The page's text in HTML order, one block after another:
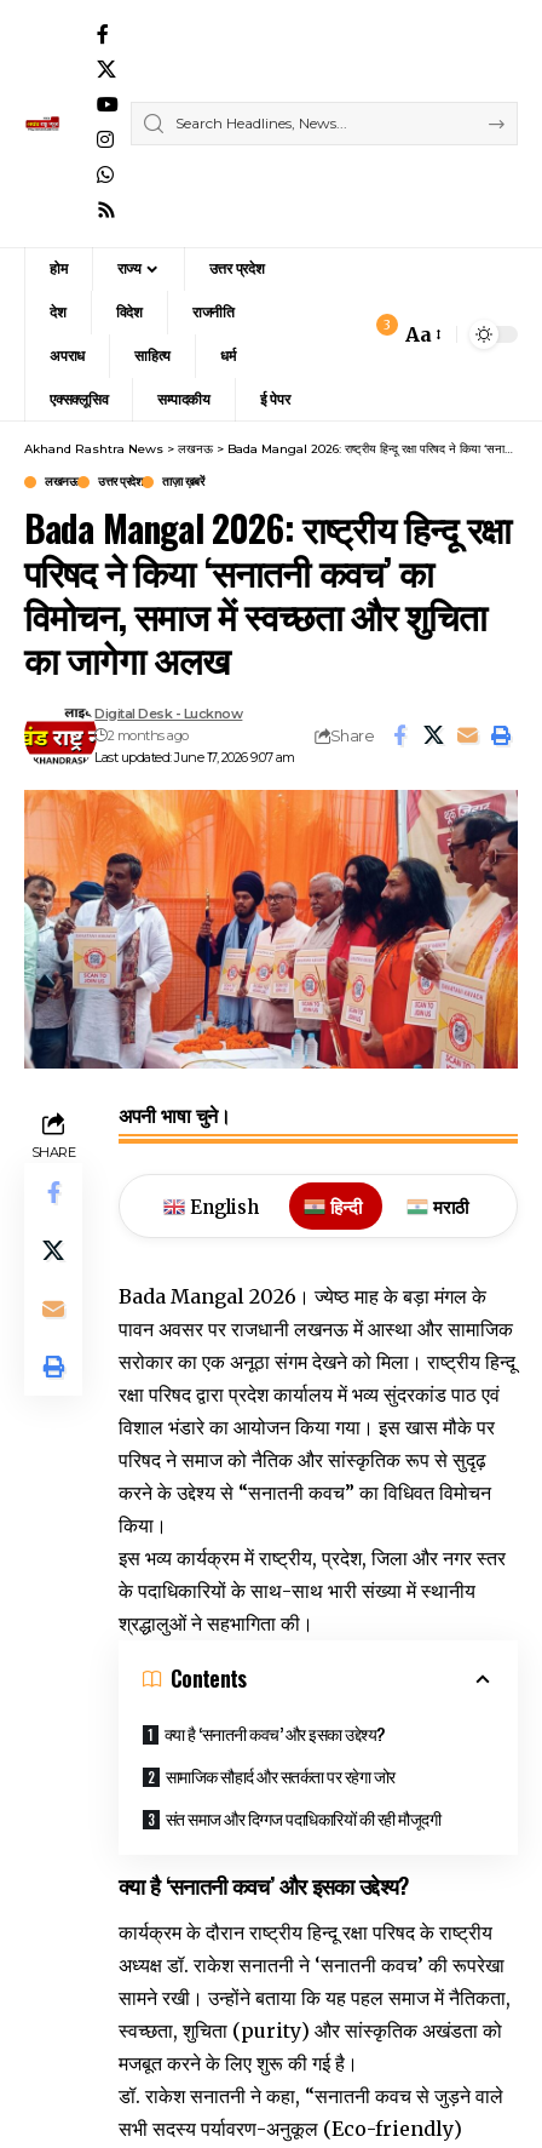
होम राज्य उत्तर प्रदेश
देश विदेश राजनीति
अपराध साहित्य धर्म
एक्सक्लूसिव सम्पादकीय ई पेपर
3
Font
Aa
Akhand Rashtra News > लखनऊ > Bada Mangal 2026: राष्ट्रीय हिन्दू रक्षा परिषद ने किया ‘सनातनी कवच’ का विमोचन, समाज में स्वच्छता और शुचिता का जागेगा अलख
लखनऊ उत्तर प्रदेश ताज़ा ख़बरें
Bada Mangal 2026: राष्ट्रीय हिन्दू रक्षा
परिषद ने किया ‘सनातनी कवच’ का
विमोचन, समाज में स्वच्छता और शुचिता
का जागेगा अलख
Last updated: June 17, 2026 9:07 am
Digital Desk - Lucknow
2 months ago
Share
SHARE
अपनी भाषा चुने।
English हिन्दी मराठी
Bada Mangal 2026। ज्येष्ठ माह के बड़ा मंगल के
पावन अवसर पर राजधानी लखनऊ में आस्था और सामाजिक
सरोकार का एक अनूठा संगम देखने को मिला। राष्ट्रीय हिन्दू
रक्षा परिषद द्वारा प्रदेश कार्यालय में भव्य सुंदरकांड पाठ एवं
विशाल भंडारे का आयोजन किया गया। इस खास मौके पर
परिषद ने समाज को नैतिक और सांस्कृतिक रूप से सुदृढ़
करने के उद्देश्य से “सनातनी कवच” का विधिवत विमोचन
किया।
​इस भव्य कार्यक्रम में राष्ट्रीय, प्रदेश, जिला और नगर स्तर
के पदाधिकारियों के साथ-साथ भारी संख्या में स्थानीय
श्रद्धालुओं ने सहभागिता की।
Contents
​क्या है ‘सनातनी कवच’ और इसका उद्देश्य?
​सामाजिक सौहार्द और सतर्कता पर रहेगा जोर
​संत समाज और दिग्गज पदाधिकारियों की रही मौजूदगी
​क्या है ‘सनातनी कवच’ और इसका उद्देश्य?
​कार्यक्रम के दौरान राष्ट्रीय हिन्दू रक्षा परिषद के राष्ट्रीय
अध्यक्ष डॉ. राकेश सनातनी ने ‘सनातनी कवच’ की रूपरेखा
सामने रखी। उन्होंने बताया कि यह पहल समाज में नैतिकता,
स्वच्छता, शुचिता (purity) और सांस्कृतिक अखंडता को
मजबूत करने के लिए शुरू की गई है।
​डॉ. राकेश सनातनी ने कहा, “सनातनी कवच से जुड़ने वाले
सभी सदस्य पर्यावरण-अनुकूल (Eco-friendly)